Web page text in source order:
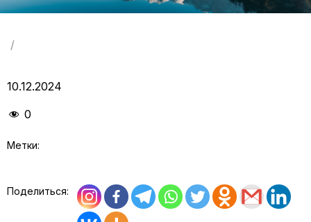
/
10.12.2024
0
Метки:
Поделиться: